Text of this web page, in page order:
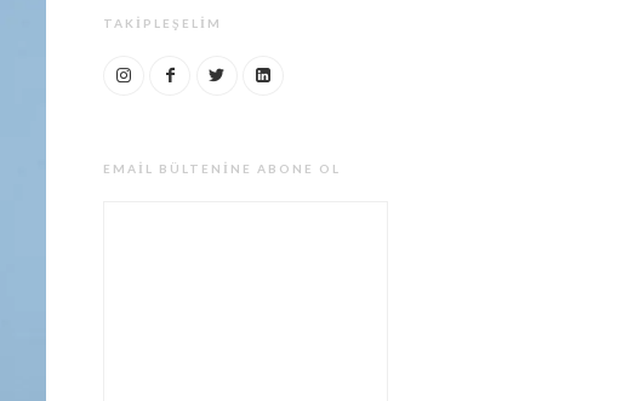
TAKIPLEŞELIM
EMAIL BÜLTENINE ABONE OL